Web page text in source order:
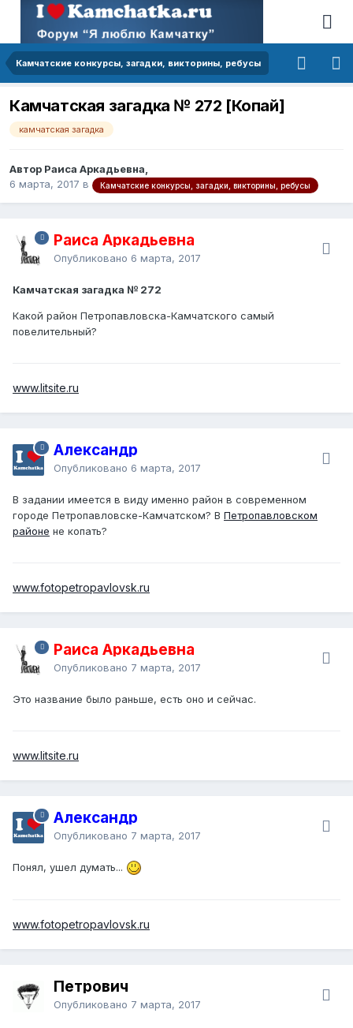
Камчатские конкурсы, загадки, викторины, ребусы
Камчатская загадка № 272 [Копай]
камчатская загадка
Автор Раиса Аркадьевна,
6 марта, 2017 в Камчатские конкурсы, загадки, викторины, ребусы
Раиса Аркадьевна
Опубликовано 6 марта, 2017
Камчатская загадка № 272
Какой район Петропавловска-Камчатского самый
повелительный?
www.litsite.ru
Александр
Опубликовано 6 марта, 2017
В задании имеется в виду именно район в современном
городе Петропавловске-Камчатском? В Петропавловском
районе не копать?
www.fotopetropavlovsk.ru
Раиса Аркадьевна
Опубликовано 7 марта, 2017
Это название было раньше, есть оно и сейчас.
www.litsite.ru
Александр
Опубликовано 7 марта, 2017
Понял, ушел думать...
www.fotopetropavlovsk.ru
Петрович
Опубликовано 7 марта, 2017